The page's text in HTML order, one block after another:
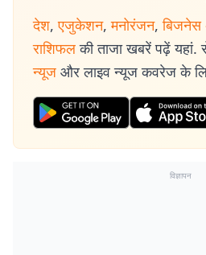
देश, एजुकेशन, मनोरंजन,
राशिफल की ताजा खबरें पढ़ें यहां.
न्यूज और लाइव न्यूज कवरेज के
विज्ञापन